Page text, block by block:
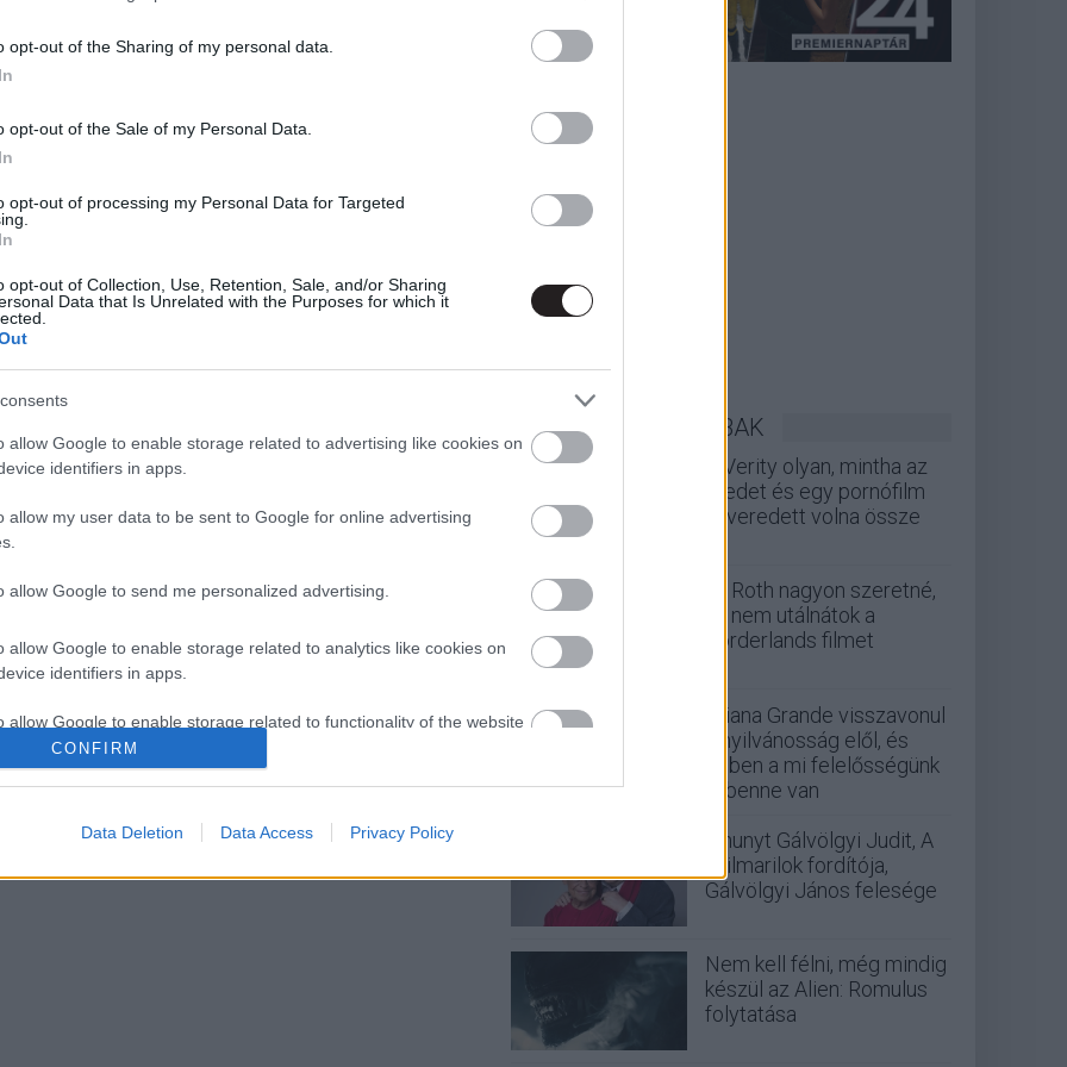
opt-out of the Sharing of my personal data.
opt-out of the Sale of my Personal Data.
opt-out of processing my Personal Data for Targeted
opt-out of Collection, Use, Retention, Sale, and/or Sharing
Data that Is Unrelated with the Purposes for which it
allow Google to enable storage related to advertising like cookies on
identifiers in apps.
allow my user data to be sent to Google for online advertising
allow Google to send me personalized advertising.
allow Google to enable storage related to analytics like cookies on
identifiers in apps.
allow Google to enable storage related to functionality of the website
functionality and fraud prevention, and other user protection.
CONFIRM
Data Deletion Data Access Privacy Policy
hűen még várhat Misty Knight-ra.
Marvel's Luke Cage
ide vagy oda, bizony a Luke Cage vérzett néhány sebből,
gengszterdrámát nézhettünk meg általa.
a Luke Cage új részletében
várnunk a Marvel és a Netflix következő sorozatára,
kedveskedtek számunkra.
Cage sorozat első teljes értékű előzetese.
LEGOLVASOTTABBAK
A Verity olyan, mintha az
Eredet és egy pornófilm
keveredett volna össze
Eli Roth nagyon szeretné,
ha nem utálnátok a
Borderlands filmet
Ariana Grande visszavonul
a nyilvánosság elől, és
ebben a mi felelősségünk
is benne van
Elhunyt Gálvölgyi Judit, A
szilmarilok fordítója,
Gálvölgyi János felesége
Nem kell félni, még mindig
készül az Alien: Romulus
folytatása